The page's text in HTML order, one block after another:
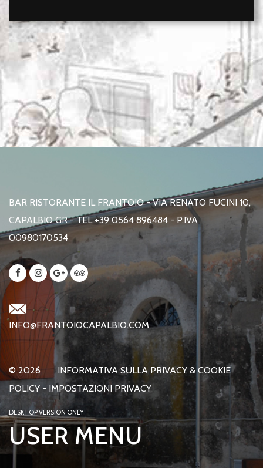
BAR RISTORANTE IL FRANTOIO - VIA RENATO FUCINI 10,
CAPALBIO GR - TEL +39 0564 896484 - P.IVA
00980170534
INFO@FRANTOIOCAPALBIO.COM
© 2026
INFORMATIVA SULLA PRIVACY & COOKIE
POLICY - IMPOSTAZIONI PRIVACY
DESKTOP VERSION ONLY
USER MENU